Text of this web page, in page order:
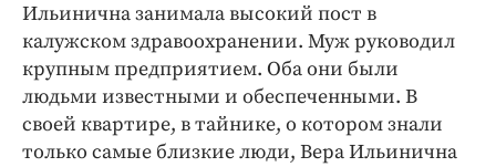
Ильинична занимала высокий пост в
калужском здравоохранении. Муж руководил
крупным предприятием. Оба они были
людьми известными и обеспеченными. В
своей квартире, в тайнике, о котором знали
только самые близкие люди, Вера Ильинична